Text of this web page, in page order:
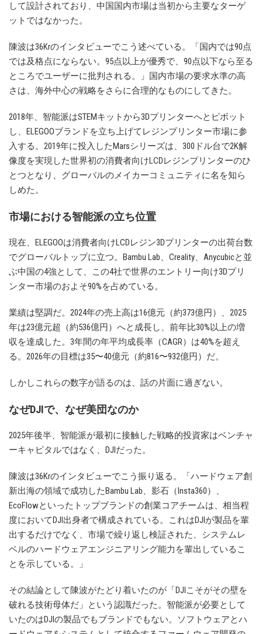
して設計されており、中国国内市場は当初から主要なターゲ
ットではなかった。
陳波は36Krのインタビューでこう述べている。「国内では90点
では及格点にならない。95点以上が優秀で、90点以下なら至る
ところでユーザーに批判される。」国内市場の要求水準の高
さは、海外中心の戦略をさらに合理的なものにしてきた。
2018年、智能派はSTEMキットから3Dプリンターへとピボット
し、ELEGOOブランドを立ち上げてレジンプリンター市場に参
入する。2019年に投入したMarsシリーズは、300ドル台で2K解
像度を実現した世界初の消費者向けLCDレジンプリンターのひ
とつとなり、グローバルのメイカーコミュニティに名を知ら
しめた。
市場における智能派の立ち位置
現在、ELEGOOは消費者向けLCDレジン3Dプリンターの出荷台数
でグローバルトップに立つ。Bambu Lab、Creality、Anycubicと並
ぶ中国の4強として、この4社で世界のエントリー向け3Dプリ
ンター市場のおよそ90%を占めている。
業績は堅調だ。2024年の売上高は16億元（約373億円）、2025
年は23億元超（約536億円）へと成長し、前年比30%以上の増
収を達成した。3年間の年平均成長率（CAGR）は40%を超え
る。2026年の目標は35〜40億元（約816〜932億円）だ。
しかしこれらの数字が語るのは、話の片面に過ぎない。
なぜDJIで、なぜ美団なのか
2025年後半、智能派が最初に接触した戦略的投資家はベンチャ
ーキャピタルではなく、DJIだった。
陳波は36Krのインタビューでこう振り返る。「ハードウェア創
新出海の領域で成功したBambu Lab、影石（Insta360）、
EcoFlowといったトップブランドの創業コアチームは、相当程
度においてDJI出身者で構成されている。これはDJIが製品を輩
出するだけでなく、市場で繰り返し検証された、システムレ
ベルのハードウェアエンジニアリング能力を輩出しているこ
とを示している。」
その結論として陳波がたどり着いたのが「DJIこそがその壁を
破れる技術母体だ」という認識だった。智能派が必要として
いたのはDJIの製品でもブランドでもない。ソフトウェアとハ